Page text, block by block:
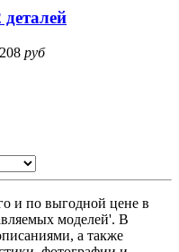
208 руб
и по выгодной цене в
моделей'. В
а также